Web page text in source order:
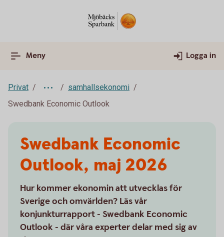
Meny Logga in
Privat
samhallsekonomi
Swedbank Economic Outlook
Swedbank Economic
Outlook, maj 2026
Hur kommer ekonomin att utvecklas för
Sverige och omvärlden? Läs vår
konjunkturrapport - Swedbank Economic
Outlook - där våra experter delar med sig av